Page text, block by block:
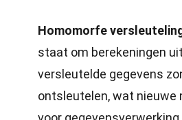
Homomorfe
staat om berekeningen
versleutelde gegevens
ontsleutelen, wat nieuwe